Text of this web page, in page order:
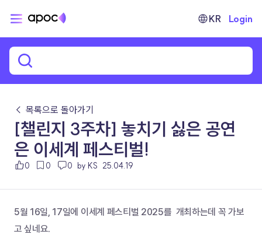
KR Login
← 목록으로 돌아가기
[챌린지 3주차] 놓치기 싫은 공연
은 이세계 페스티벌!
0 0 0 by KS 25.04.19
5월 16일, 17일에 이세계 페스티벌 2025를  개최하는데 꼭 가보
고 싶네요.